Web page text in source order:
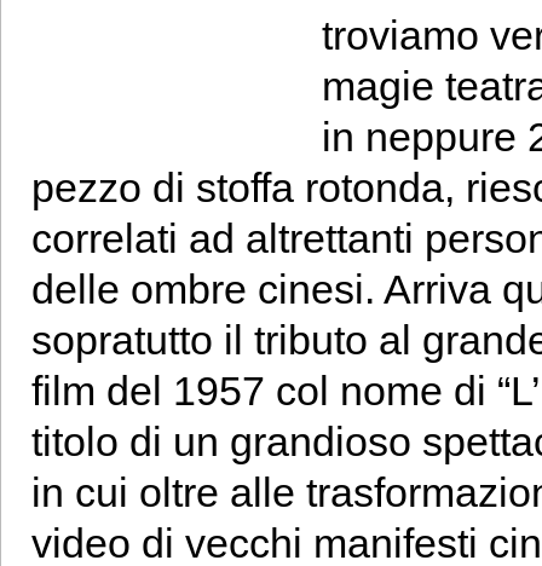
troviamo
magie
in neppure
pezzo di stoffa rotonda,
correlati ad altrettanti
delle ombre cinesi. Arriva
sopratutto il tributo al
film del 1957 col nome di
titolo di un grandioso
in cui oltre alle
video di vecchi manifesti